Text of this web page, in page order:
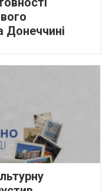
Донеччині